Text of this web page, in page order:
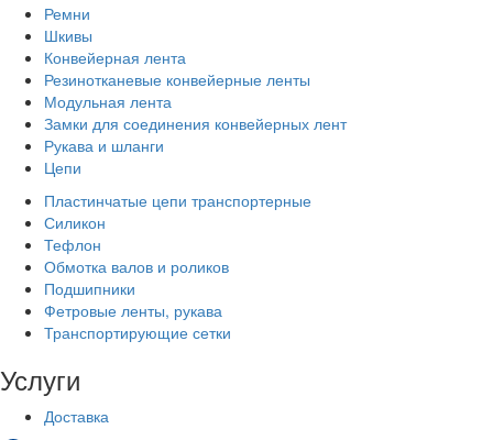
Ремни
Шкивы
Конвейерная лента
Резинотканевые конвейерные ленты
Модульная лента
Замки для соединения конвейерных лент
Рукава и шланги
Цепи
Пластинчатые цепи транспортерные
Силикон
Тефлон
Обмотка валов и роликов
Подшипники
Фетровые ленты, рукава
Транспортирующие сетки
Услуги
Доставка